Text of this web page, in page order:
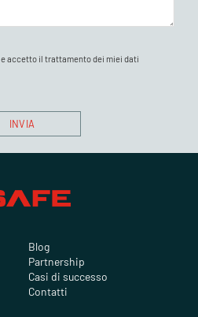
e accetto il trattamento dei miei dati
Blog
Partnership
Casi di successo
Contatti